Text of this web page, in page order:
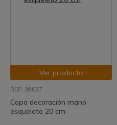
Ver producto
REF: 39037
Copa decoración mano
esqueleto 20 cm